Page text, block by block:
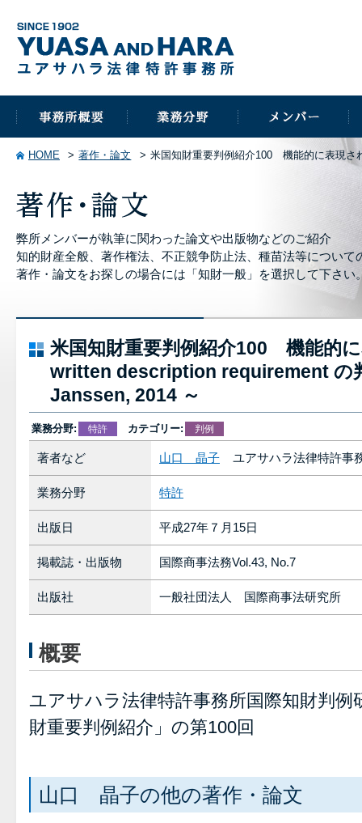
HOME 著作・論文 米国知財重要判例紹介100 機能的に表現さ
弊所メンバーが執筆に関わった論文や出版物などのご紹介
知的財産全般、著作権法、不正競争防止法、種苗法等について
著作・論文をお探しの場合には「知財一般」を選択して下さい
米国知財重要判例紹介100 機能的
written description requirement
Janssen, 2014 ～
業務分野: 特許 カテゴリー: 判例
著者など 山口 晶子 ユアサハラ法律特許事
業務分野 特許
出版日 平成27年７月15日
掲載誌・出版物 国際商事法務Vol.43, No.7
出版社 一般社団法人 国際商事法研究所
概要
ユアサハラ法律特許事務所国際知財判例
財重要判例紹介」の第100回
山口 晶子の他の著作・論文